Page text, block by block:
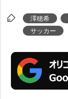
澤穂希
サッカー